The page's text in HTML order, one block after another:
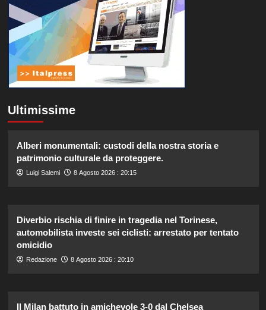
Ultimissime
Alberi monumentali: custodi della nostra storia e
patrimonio culturale da proteggere.
Luigi Salemi 8 Agosto 2026 : 20:15
Diverbio rischia di finire in tragedia nel Torinese,
automobilista investe sei ciclisti: arrestato per tentato
omicidio
Redazione 8 Agosto 2026 : 20:10
Il Milan battuto in amichevole 3-0 dal Chelsea